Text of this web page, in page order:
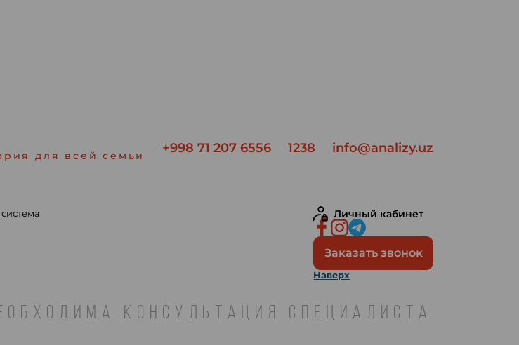
для всей семьи +998 71 207 6556 1238 info@analizy.uz
Личный кабинет
Заказать звонок
Наверх
КОНСУЛЬТАЦИЯ СПЕЦИАЛИСТА